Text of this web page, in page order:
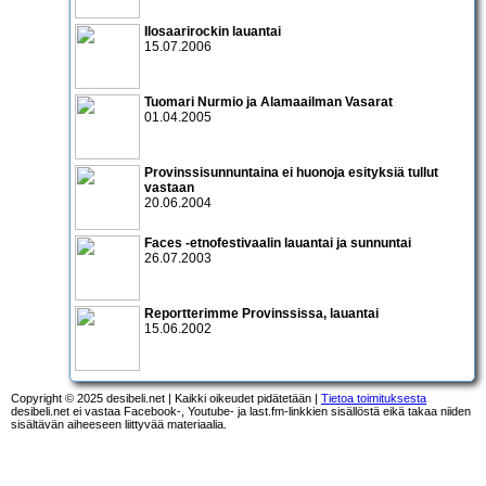
Ilosaarirockin lauantai
15.07.2006
Tuomari Nurmio ja Alamaailman Vasarat
01.04.2005
Provinssisunnuntaina ei huonoja esityksiä tullut
vastaan
20.06.2004
Faces -etnofestivaalin lauantai ja sunnuntai
26.07.2003
Reportterimme Provinssissa, lauantai
15.06.2002
Copyright © 2025 desibeli.net | Kaikki oikeudet pidätetään | Tietoa toimituksesta
desibeli.net ei vastaa Facebook-, Youtube- ja last.fm-linkkien sisällöstä eikä takaa niiden
sisältävän aiheeseen liittyvää materiaalia.